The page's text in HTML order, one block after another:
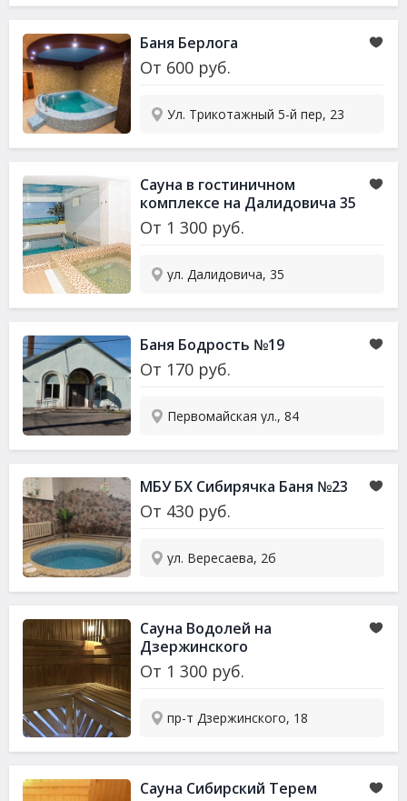
Баня Берлога
От 600 руб.
Ул. Трикотажный 5-й пер, 23
Сауна в гостиничном
комплексе на Далидовича 35
От 1 300 руб.
ул. Далидовича, 35
Баня Бодрость №19
От 170 руб.
Первомайская ул., 84
МБУ БХ Сибирячка Баня №23
От 430 руб.
ул. Вересаева, 2б
Сауна Водолей на
Дзержинского
От 1 300 руб.
пр-т Дзержинского, 18
Сауна Сибирский Терем